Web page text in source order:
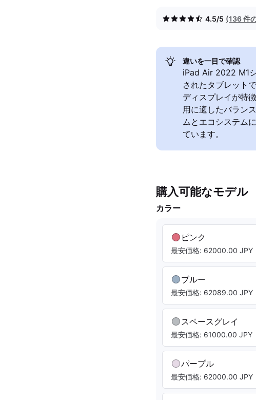
4.5/5 (136 件
違いを一目で確認
iPad Air 2022 M1
されたタブレット
ディスプレイが特
用に適したバラン
ムとエコシステム
ています。
購入可能なモデル
カラー
ピンク
最安価格: 62000.00 JPY
ブルー
最安価格: 62089.00 JPY
スペースグレイ
最安価格: 61000.00 JPY
パープル
最安価格: 62000.00 JPY